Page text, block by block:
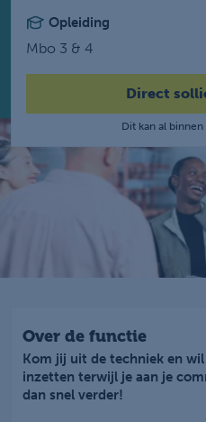
Opleiding
Mbo 3 & 4
Direct
Dit kan al
Over de functie
Kom jij uit de techniek en
inzetten terwijl je aan je
dan snel verder!